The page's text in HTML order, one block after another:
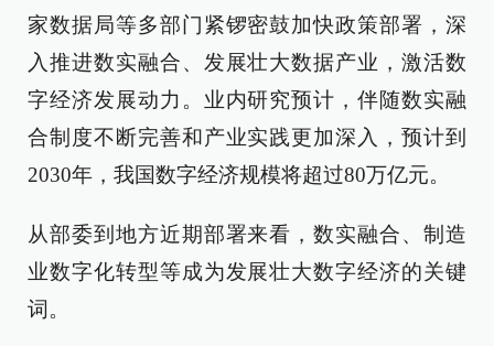
家数据局等多部门紧锣密鼓加快政策部署，深
入推进数实融合、发展壮大数据产业，激活数
字经济发展动力。业内研究预计，伴随数实融
合制度不断完善和产业实践更加深入，预计到
2030年，我国数字经济规模将超过80万亿元。
从部委到地方近期部署来看，数实融合、制造
业数字化转型等成为发展壮大数字经济的关键
词。